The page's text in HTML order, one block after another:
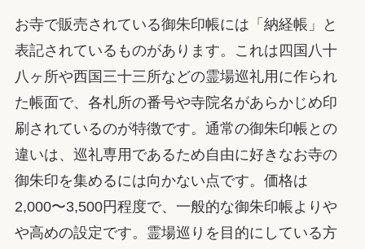
お寺で販売されている御朱印帳には「納経帳」と
表記されているものがあります。これは四国八十
八ヶ所や西国三十三所などの霊場巡礼用に作られ
た帳面で、各札所の番号や寺院名があらかじめ印
刷されているのが特徴です。通常の御朱印帳との
違いは、巡礼専用であるため自由に好きなお寺の
御朱印を集めるには向かない点です。価格は
2,000〜3,500円程度で、一般的な御朱印帳よりや
や高めの設定です。霊場巡りを目的にしている方